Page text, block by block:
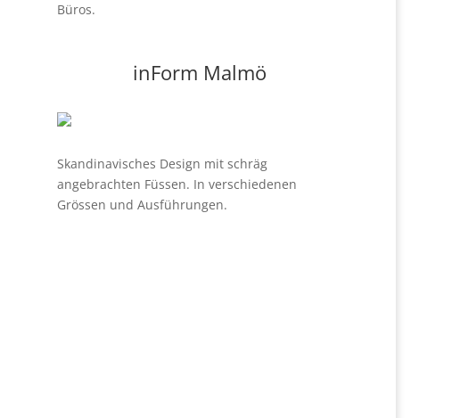
Büros.
inForm Malmö
Skandinavisches Design mit schräg
angebrachten Füssen. In verschiedenen
Grössen und Ausführungen.